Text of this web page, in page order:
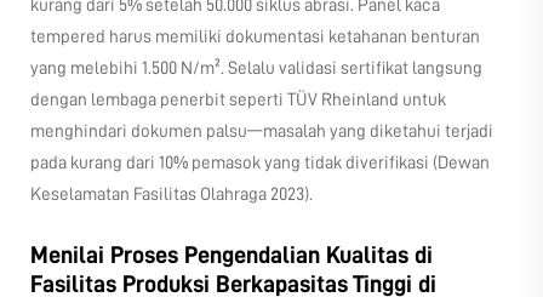
kurang dari 5% setelah 50.000 siklus abrasi. Panel kaca
tempered harus memiliki dokumentasi ketahanan benturan
yang melebihi 1.500 N/m². Selalu validasi sertifikat langsung
dengan lembaga penerbit seperti TÜV Rheinland untuk
menghindari dokumen palsu—masalah yang diketahui terjadi
pada kurang dari 10% pemasok yang tidak diverifikasi (Dewan
Keselamatan Fasilitas Olahraga 2023).
Menilai Proses Pengendalian Kualitas di
Fasilitas Produksi Berkapasitas Tinggi di